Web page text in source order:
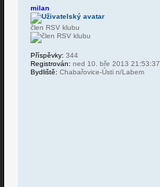
milan
člen RSV klubu
Příspěvky: 344
Registrován: ned 10. bře 2013 21:53:37
Bydliště: Chabařovice-Ústi n/Labem